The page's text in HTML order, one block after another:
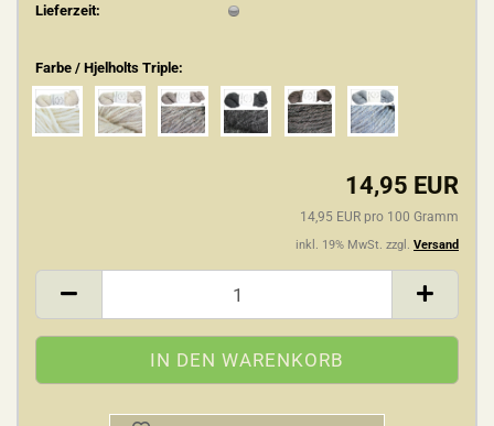
Lieferzeit:
Farbe / Hjelholts Triple:
14,95 EUR
14,95 EUR pro 100 Gramm
inkl. 19% MwSt. zzgl. Versand